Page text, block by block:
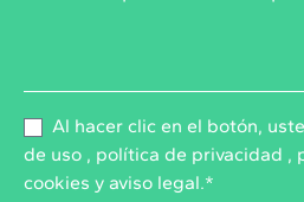
Al hacer clic en el botón,
de uso , política de privacidad ,
cookies y aviso legal.*